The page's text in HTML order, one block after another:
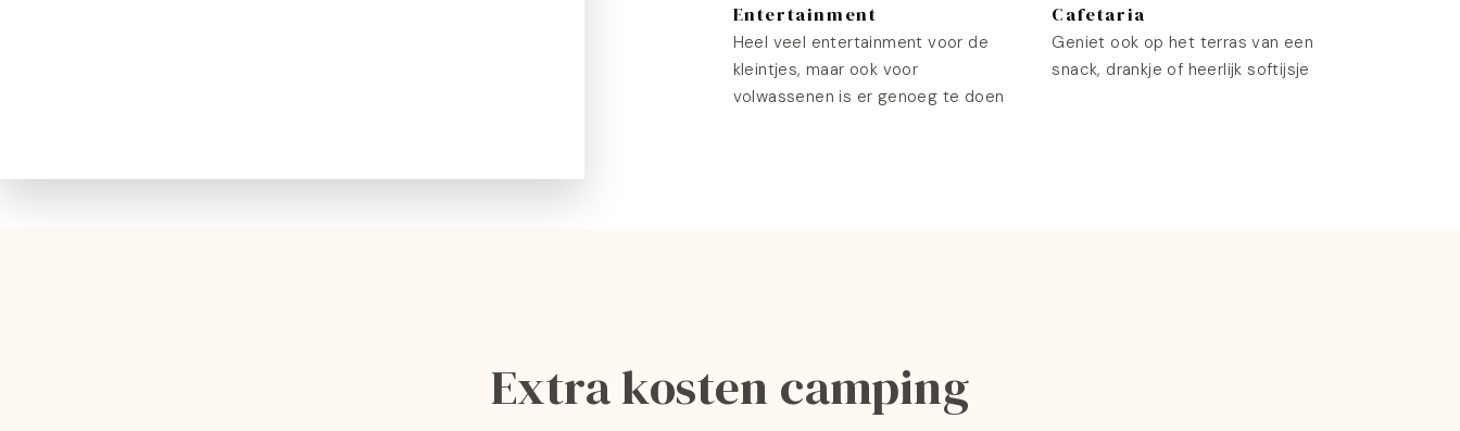
Entertainment
Heel veel entertainment voor de
kleintjes, maar ook voor
volwassenen is er genoeg te doen
Cafetaria
Geniet ook op het terras van een
snack, drankje of heerlijk softijsje
Extra kosten camping